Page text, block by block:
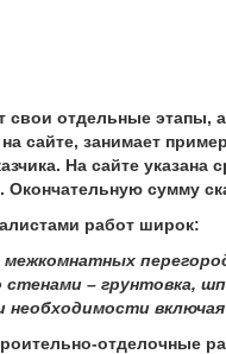
отдельные этапы, а
сайте, занимает
На сайте
сумму
работ широк:
– грунтовка,
необходимости
отделочные